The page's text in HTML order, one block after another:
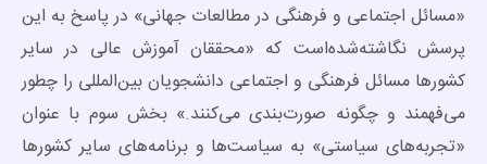
«مسائل اجتماعی و فرهنگی در مطالعات جهانی» در پاسخ به این
پرسش نگاشته‌شده‌است که «محققان آموزش عالی در سایر
کشورها مسائل فرهنگی و اجتماعی دانشجویان بین‌المللی را چطور
می‌فهمند و چگونه صورت‌بندی می‌کنند.» بخش سوم با عنوان
«تجربه‌های سیاستی» به سیاست‌ها و برنامه‌های سایر کشورها